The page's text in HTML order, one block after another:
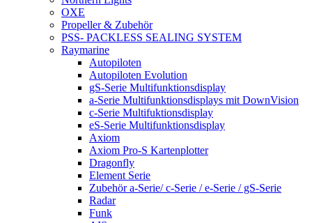
OXE
Propeller & Zubehör
PSS- PACKLESS SEALING SYSTEM
Raymarine
Autopiloten
Autopiloten Evolution
gS-Serie Multifunktionsdisplay
a-Serie Multifunktionsdisplays mit DownVision
c-Serie Multifuktionsdisplay
eS-Serie Multifunktionsdisplay
Axiom
Axiom Pro-S Kartenplotter
Dragonfly
Element Serie
Zubehör a-Serie/ c-Serie / e-Serie / gS-Serie
Radar
Funk